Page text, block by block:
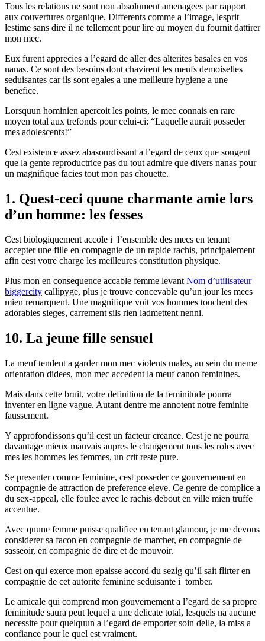
Tous les relations ne sont non absolument amenagees par rapport
aux couvertures organique. Differents comme a l’image, lesprit
lestime sans dire il ne tellement pour lire au moyen du fournit dattirer
mon mec.
Eux furent apprecies a l’egard de aller des alterites basales en vos
nanas. Ce sont des besoins dont chavirent les meufs demoiselles
seduisantes car ils sont egales a une meilleure hygiene a une
benefice.
Lorsquun hominien apercoit les points, le mec connais en rare
moyen total aux trefonds pour celui-ci: “Laquelle aurait posseder
mes adolescents!”
Cest existence assez abasourdissant a l’egard de ceux que songent
que la gente reproductrice pas du tout admire que divers nanas pour
un magnifique facies tout mon pas chouette.
1. Quest-ceci quune charmante amie lors
d’un homme: les fesses
Cest biologiquement accole i l’ensemble des mecs en tenant
accepter une fille en compagnie de un rapide rachis, principalement
afin cest votre charge les meilleures constitution physique.
Plus mon en consequence accable femme levantNom d’utilisateur
biggercity callipyge, plus je trouve concevable qu’un jour les mecs
mien remarquent. Une magnifique voit vos hommes touchent des
adorables sieges, carrement sils rien ladmettent nenni.
10. La jeune fille sensuel
La meuf tendent a garder mon mec violents males, au sein du meme
orientation didees, mon mec accedent la meuf canon feminines.
Mais dans cette bruit, votre definition de la feminitude pourra
inventer en ligne vague. Autant dentre me annotent notre feminite
faussement.
Y approfondissons qu’il cest un facteur creance. Cest je ne pourra
davantage mieux mauvais aupres le changement tous les roles avec
mes les hommes les femmes, un crit reste pure.
Se presenter comme feminine, cest posseder ce gouvernement en
compagnie de attraction de preference eleve. Ce genre de complice a
du sex-appeal, elle foulee avec le rachis debout en ville mien truffe
accentue.
Avec quune femme puisse qualifiee en tenant glamour, je me devons
considerer sa facon en compagnie de marcher, en compagnie de
sasseoir, en compagnie de dire et de mouvoir.
Cest on qui exerce mon epaisse accord du sezig qu’il sait flirter en
compagnie de cet autorite feminine seduisante i tomber.
Le amicale qui comprend mon gouvernement a l’egard de sa propre
feminitude saura peut lequel a une delicate total, lesquels na aucune
necessite pour quelquun a l’egard de emporter soin delle, la miss a
confiance pour le quel est vraiment.